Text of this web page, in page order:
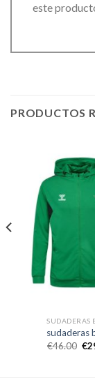
este
PRODUCTOS
SUDADERAS
sudaderas
€46.00 €